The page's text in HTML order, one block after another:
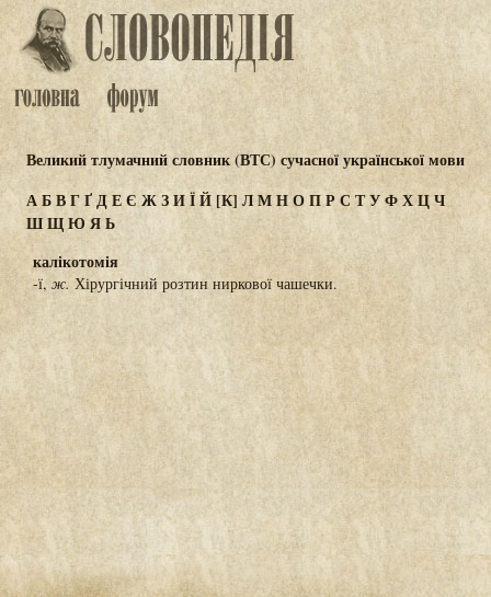
Великий тлумачний словник (ВТС) сучасної української мови
АБВГҐДЕЄ ЖЗИЇЙ [К] ЛМНОПР СТУФХЦЧ
ШЩЮЯЬ
калікотомія
-ї, ж. Хірургічний розтин ниркової чашечки.